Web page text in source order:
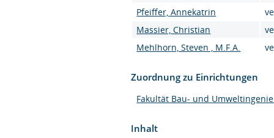
Pfeiffer, Annekatrin
Massier, Christian
Mehlhorn, Steven , M.F.A.
Zuordnung zu Einrichtungen
Fakultät Bau- und
Inhalt